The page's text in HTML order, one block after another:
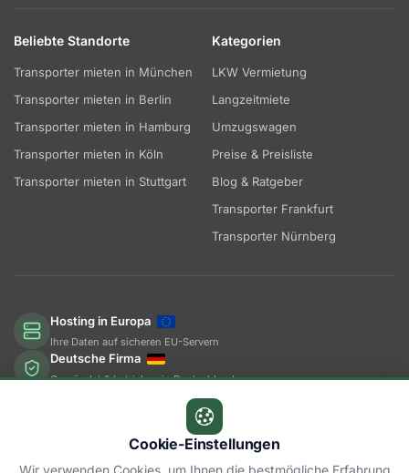
Beliebte Standorte
Transporter mieten in München
Transporter mieten in Berlin
Transporter mieten in Hamburg
Transporter mieten in Köln
Transporter mieten in Stuttgart
Kategorien
LKW Vermietung
Langzeitmiete
Umzugswagen
Preise & Preisliste
Blog & Ratgeber
Transporter Frankfurt
Transporter Nürnberg
Hosting in Europa
Ihre Daten auf sicheren EU-Servern
Deutsche Firma
Gegründet & betrieben in Deutschland
Wir zahlen dort, wo wir arbeiten
Cookie-Einstellungen
Wir verwenden Cookies, um Ihnen die bestmögliche Erfahrung